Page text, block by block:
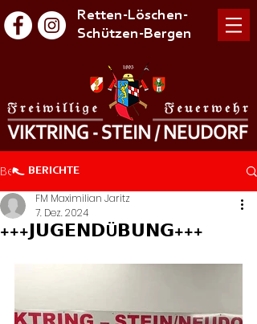
Retten-Löschen-
Schützen-Bergen
Beitrag
+++𝗝𝗨𝗚𝗘𝗡𝗗Ü𝗕𝗨𝗡𝗚+++
FM Maximilian Jaritz
7. Dez. 2024
BERICHTE